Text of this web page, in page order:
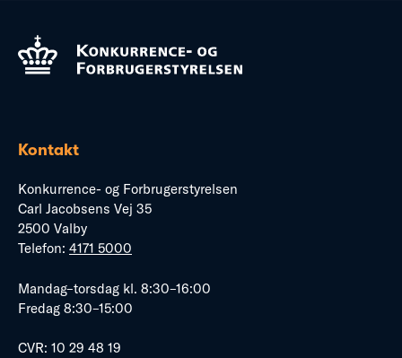
Kontakt
Konkurrence- og Forbrugerstyrelsen
Carl Jacobsens Vej 35
2500 Valby
Telefon: 4171 5000
Mandag–torsdag kl. 8:30–16:00
Fredag 8:30–15:00
CVR: 10 29 48 19